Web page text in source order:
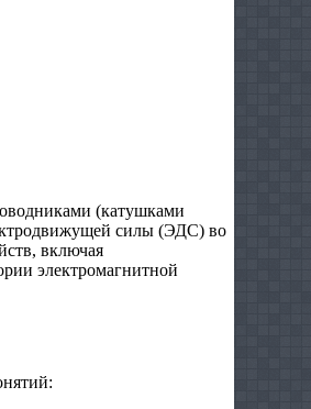
(катушками
силы (ЭДС) во
включая
электромагнитной